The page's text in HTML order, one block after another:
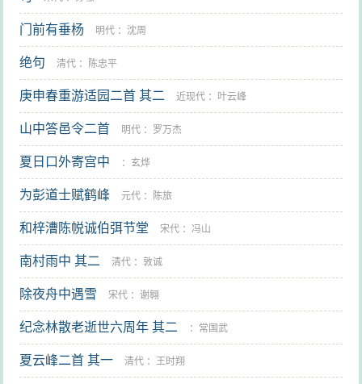
门前有垂杨 明代 ： 沈周
绝句 清代 ： 陈忠平
庚申春重游适园二首 其二 近现代 ： 叶云峰
山中答邑令二首 明代 ： 罗万杰
夏日口外寄宫中 ：玄烨
为彭道士赋鹤峰 元代 ： 陈旅
和梓漕陈帨诚伯弭节堂 宋代 ：冯山
南村雨中 其二 清代 ：敦诚
除夜舟中遇雪 宋代 ：谢翱
纪念林散老逝世六周年 其二 ： 常国武
夏云峰二首 其一 清代 ：王时翔